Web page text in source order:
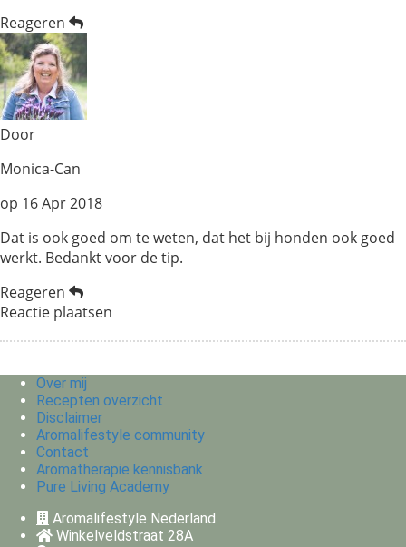
Reageren
Door
Monica-Can
op 16 Apr 2018
Dat is ook goed om te weten, dat het bij honden ook goed
werkt. Bedankt voor de tip.
Reageren
Reactie plaatsen
Over mij
Recepten overzicht
Disclaimer
Aromalifestyle community
Contact
Aromatherapie kennisbank
Pure Living Academy
Aromalifestyle Nederland
Winkelveldstraat 28A